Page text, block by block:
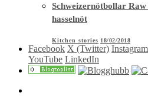
Schweizernötbollar
hasselnöt
Kitchen stories 18/02/2018
Facebook X (Twitter) Instagram
YouTube LinkedIn